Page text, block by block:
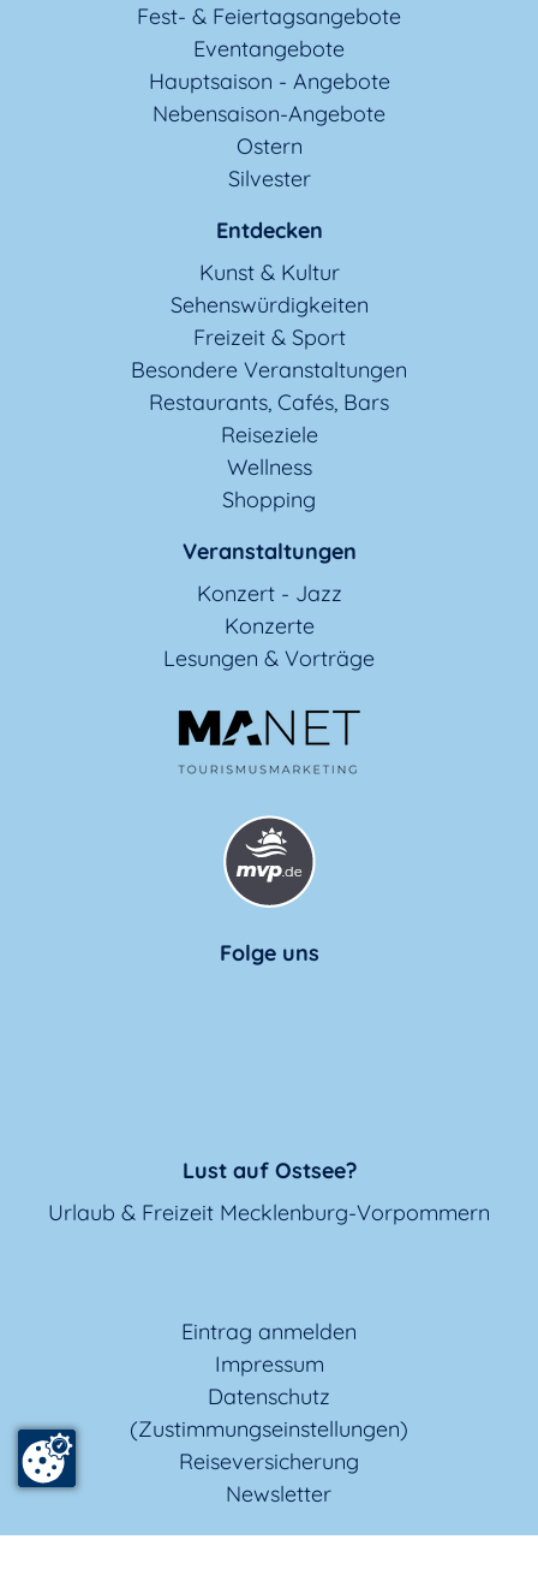
Fest- & Feiertagsangebote
Eventangebote
Hauptsaison - Angebote
Nebensaison-Angebote
Ostern
Silvester
Entdecken
Kunst & Kultur
Sehenswürdigkeiten
Freizeit & Sport
Besondere Veranstaltungen
Restaurants, Cafés, Bars
Reiseziele
Wellness
Shopping
Veranstaltungen
Konzert - Jazz
Konzerte
Lesungen & Vorträge
Folge uns
Lust auf Ostsee?
Urlaub & Freizeit Mecklenburg-Vorpommern
Eintrag anmelden
Impressum
Datenschutz
(Zustimmungseinstellungen)
Reiseversicherung
Newsletter